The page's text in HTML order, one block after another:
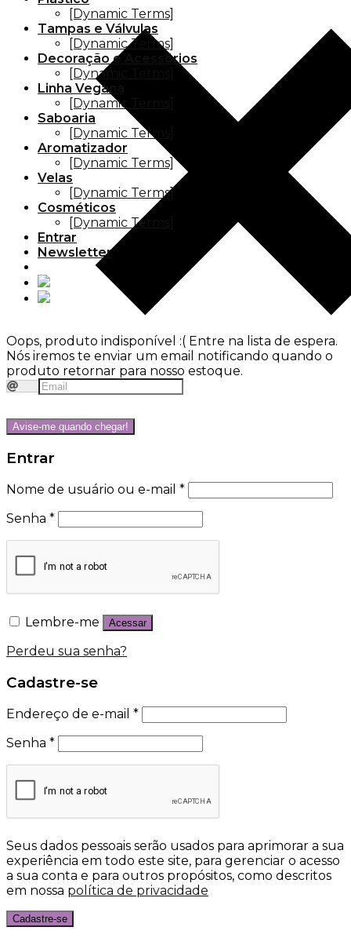
[Dynamic Terms]
Tampas e Válvulas
[Dynamic Terms]
Decoração e Acessórios
[Dynamic Terms]
Linha Vegana
[Dynamic Terms]
Saboaria
[Dynamic Terms]
Aromatizador
[Dynamic Terms]
Velas
[Dynamic Terms]
Cosméticos
[Dynamic Terms]
Entrar
Newsletter
Oops, produto indisponível :( Entre na lista de espera.
Nós iremos te enviar um email notificando quando o
produto retornar para nosso estoque.
Avise-me quando chegar!
Entrar
Nome de usuário ou e-mail *
Senha *
Lembre-me Acessar
Perdeu sua senha?
Cadastre-se
Endereço de e-mail *
Senha *
Seus dados pessoais serão usados para aprimorar a sua
experiência em todo este site, para gerenciar o acesso
a sua conta e para outros propósitos, como descritos
em nossa política de privacidade
Cadastre-se